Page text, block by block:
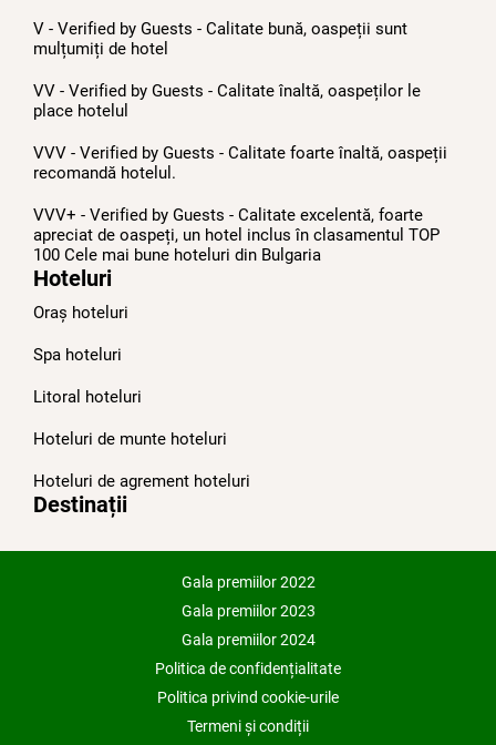
V - Verified by Guests - Calitate bună, oaspeții sunt
mulțumiți de hotel
VV - Verified by Guests - Calitate înaltă, oaspeților le
place hotelul
VVV - Verified by Guests - Calitate foarte înaltă, oaspeții
recomandă hotelul.
VVV+ - Verified by Guests - Calitate excelentă, foarte
apreciat de oaspeți, un hotel inclus în clasamentul TOP
100 Cele mai bune hoteluri din Bulgariа
Hoteluri
Oraș hoteluri
Spa hoteluri
Litoral hoteluri
Hoteluri de munte hoteluri
Hoteluri de agrement hoteluri
Destinații
Gala premiilor 2022
Gala premiilor 2023
Gala premiilor 2024
Politica de confidențialitate
Politica privind cookie-urile
Termeni și condiții